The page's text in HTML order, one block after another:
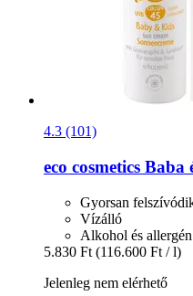
4.3 (101)
eco cosmetics Baba
Gyorsan
Vízálló
Alkohol és
5.830 Ft (116.600 Ft / l)
Jelenleg nem elérhető